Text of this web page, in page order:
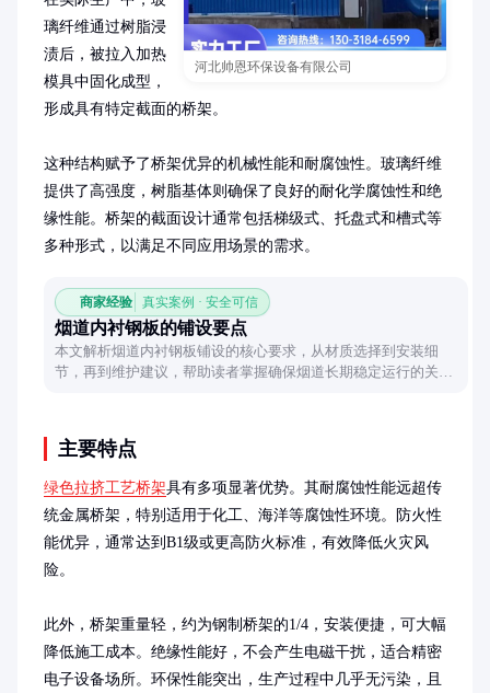
河北帅恩环保设备有限公司
璃纤维通过树脂浸
渍后，被拉入加热
模具中固化成型，
形成具有特定截面的桥架。
这种结构赋予了桥架优异的机械性能和耐腐蚀性。玻璃纤维
提供了高强度，树脂基体则确保了良好的耐化学腐蚀性和绝
缘性能。桥架的截面设计通常包括梯级式、托盘式和槽式等
多种形式，以满足不同应用场景的需求。
商家经验 真实案例 · 安全可信
烟道内衬钢板的铺设要点
本文解析烟道内衬钢板铺设的核心要求，从材质选择到安装细
节，再到维护建议，帮助读者掌握确保烟道长期稳定运行的关键
主要特点
绿色拉挤工艺桥架具有多项显著优势。其耐腐蚀性能远超传
统金属桥架，特别适用于化工、海洋等腐蚀性环境。防火性
能优异，通常达到B1级或更高防火标准，有效降低火灾风
险。
此外，桥架重量轻，约为钢制桥架的1/4，安装便捷，可大幅
降低施工成本。绝缘性能好，不会产生电磁干扰，适合精密
电子设备场所。环保性能突出，生产过程中几乎无污染，且